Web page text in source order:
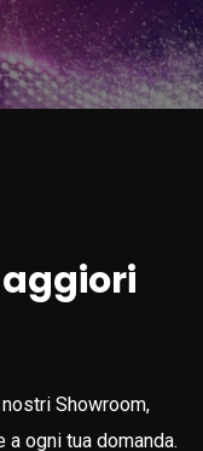
Showroom,
ogni tua domanda.